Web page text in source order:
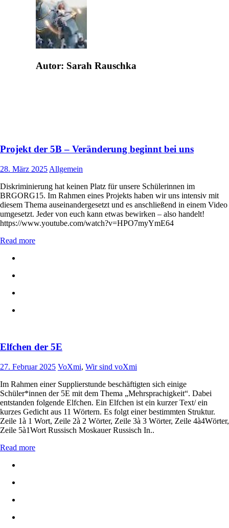
Autor: Sarah Rauschka
Projekt der 5B – Veränderung beginnt bei uns
28. März 2025 Allgemein
Diskriminierung hat keinen Platz für unsere Schülerinnen im
BRGORG15. Im Rahmen eines Projekts haben wir uns intensiv mit
diesem Thema auseinandergesetzt und es anschließend in einem Video
umgesetzt. Jeder von euch kann etwas bewirken – also handelt!
https://www.youtube.com/watch?v=HPO7myYmE64
Read more
Elfchen der 5E
27. Februar 2025 VoXmi, Wir sind voXmi
Im Rahmen einer Supplierstunde beschäftigten sich einige
Schüler*innen der 5E mit dem Thema „Mehrsprachigkeit“. Dabei
entstanden folgende Elfchen. Ein Elfchen ist ein kurzer Text/ ein
kurzes Gedicht aus 11 Wörtern. Es folgt einer bestimmten Struktur.
Zeile 1à 1 Wort, Zeile 2à 2 Wörter, Zeile 3à 3 Wörter, Zeile 4à4Wörter,
Zeile 5à1Wort Russisch Moskauer Russisch In..
Read more